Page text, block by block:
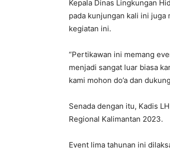
Kepala Dinas Lingkungan
pada kunjungan kali ini
kegiatan ini.
“Pertikawan ini memang
menjadi sangat luar biasa
kami mohon do’a dan
Senada dengan itu, Kadis
Regional Kalimantan 2023.
Event lima tahunan ini